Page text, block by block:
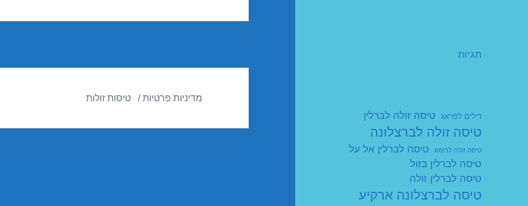
תגיות
דילים לפראג טיסה זולה לברלין
טיסה זולה לברצלונה
טיסה זולה לרומא
טיסה לברלין אל על
טיסה לברלין בזול
טיסה לברלין זולה
טיסה לברצלונה ארקיע
מדיניות פרטיות טיסות זולות